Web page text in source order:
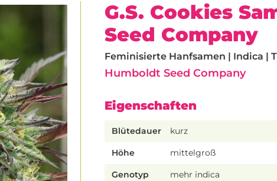
G.S. Cookies
Seed Company
Feminisierte Hanfsamen | Indica |
Humboldt Seed Company
Eigenschaften
Blütedauer kurz
Höhe mittelgroß
Genotyp mehr indica